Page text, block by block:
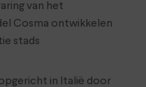
van het
Cosma ontwikkelen
stads
in Italië door